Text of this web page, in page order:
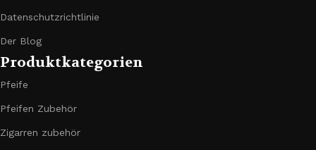
Datenschutzrichtlinie
Der Blog
Produktkategorien
Pfeife
Pfeifen Zubehör
Zigarren zubehör